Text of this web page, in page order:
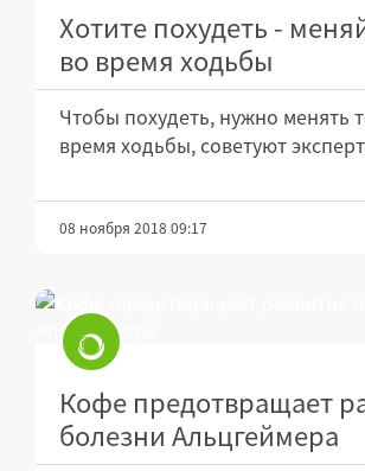
Хотите похудеть -
во время ходьбы
Чтобы похудеть, нужно менять
время ходьбы, советуют
08 ноября 2018 09:17
Кофе предотвращает
болезни Альцгеймера